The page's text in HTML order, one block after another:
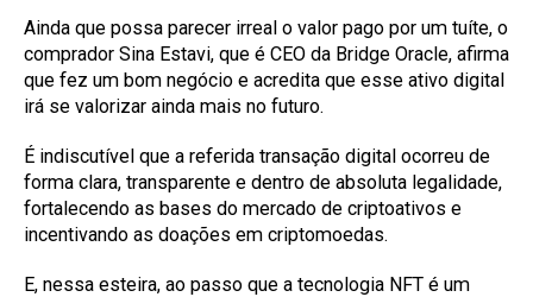
Ainda que possa parecer irreal o valor pago por um tuíte, o
comprador Sina Estavi, que é CEO da Bridge Oracle, afirma
que fez um bom negócio e acredita que esse ativo digital
irá se valorizar ainda mais no futuro.
É indiscutível que a referida transação digital ocorreu de
forma clara, transparente e dentro de absoluta legalidade,
fortalecendo as bases do mercado de criptoativos e
incentivando as doações em criptomoedas.
E, nessa esteira, ao passo que a tecnologia NFT é um